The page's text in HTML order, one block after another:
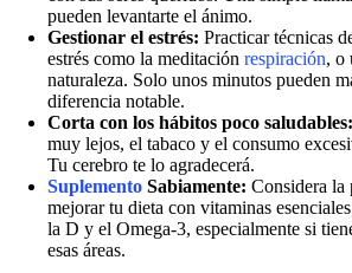
pueden levantarte el ánimo.
Gestionar el estrés: Practicar técnicas
estrés como la meditación respiración, o
naturaleza. Solo unos minutos pueden
diferencia notable.
Corta con los hábitos poco saludables:
muy lejos, el tabaco y el consumo
Tu cerebro te lo agradecerá.
Suplemento Sabiamente: Considera la
mejorar tu dieta con vitaminas
la D y el Omega-3, especialmente si
esas áreas.